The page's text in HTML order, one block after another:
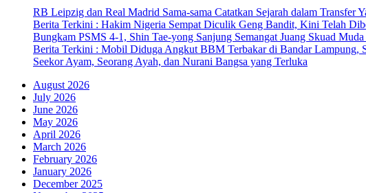
RB Leipzig dan Real Madrid Sama-sama Catatkan Sejarah dalam Transfer
Berita Terkini : Hakim Nigeria Sempat Diculik Geng Bandit, Kini Telah
Bungkam PSMS 4-1, Shin Tae-yong Sanjung Semangat Juang Skuad Muda
Berita Terkini : Mobil Diduga Angkut BBM Terbakar di Bandar Lampung,
Seekor Ayam, Seorang Ayah, dan Nurani Bangsa yang Terluka
August 2026
July 2026
June 2026
May 2026
April 2026
March 2026
February 2026
January 2026
December 2025